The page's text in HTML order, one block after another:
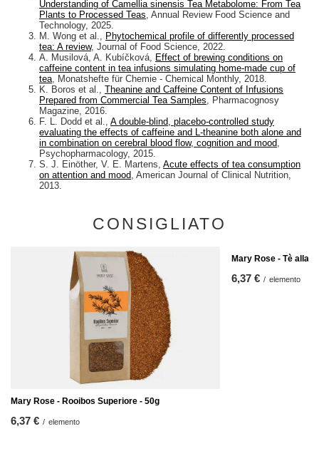
Understanding of Camellia sinensis Tea Metabolome: From Tea
Plants to Processed Teas, Annual Review Food Science and
Technology, 2025.
M. Wong et al., Phytochemical profile of differently processed
tea: A review, Journal of Food Science, 2022.
A. Musilová, A. Kubíčková, Effect of brewing conditions on
caffeine content in tea infusions simulating home-made cup of
tea, Monatshefte für Chemie - Chemical Monthly, 2018.
K. Boros et al., Theanine and Caffeine Content of Infusions
Prepared from Commercial Tea Samples, Pharmacognosy
Magazine, 2016.
F. L. Dodd et al., A double-blind, placebo-controlled study
evaluating the effects of caffeine and L-theanine both alone and
in combination on cerebral blood flow, cognition and mood,
Psychopharmacology, 2015.
S. J. Einöther, V. E. Martens, Acute effects of tea consumption
on attention and mood, American Journal of Clinical Nutrition,
2013.
CONSIGLIATO
Mary Rose - Rooibos Superiore - 50g
6,37 € / elemento
Mary Rose - Tè alla
6,37 € / elemento